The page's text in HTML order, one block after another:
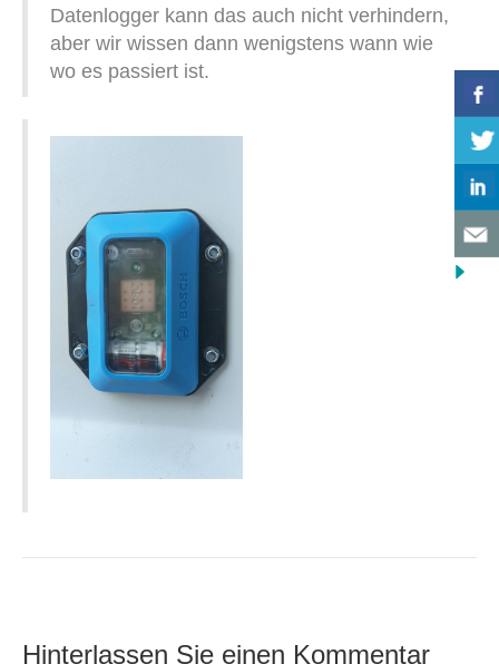
Datenlogger kann das auch nicht verhindern,
aber wir wissen dann wenigstens wann wie
wo es passiert ist.
Hinterlassen Sie einen Kommentar